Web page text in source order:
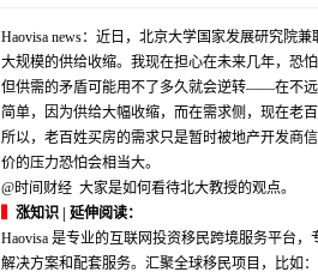
Haovisa news：近日，北京大学国家发展研究院
大规模的供给收缩。我现在担心在未来几年，恐
但供需的矛盾可能用不了多久就会逆转——在不
简单，因为供给大幅收缩，而在需求侧，现在老
所以，老百姓买房的需求只是暂时被地产开发商
价的压力恐怕会相当大。
@时间财经 大家是如何看待北大教授的观点。
▍涨知识 | 延伸阅读：
Haovisa 是专业的互联网投资移民跨境服务平台
解决方案和配套服务。汇聚全球移民项目，比如